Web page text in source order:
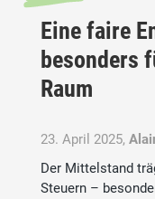
Eine faire
besonders
Raum
23. April 2025,
Der Mittelstand
Steuern –